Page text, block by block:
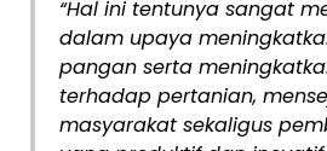
“Hal ini tentunya sangat
dalam upaya
pangan serta
terhadap pertanian,
masyarakat sekaligus